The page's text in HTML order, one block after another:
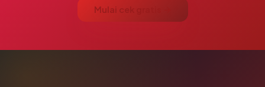
Mulai cek gratis →